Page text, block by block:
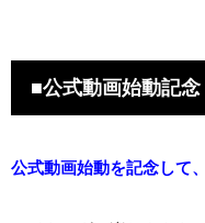
■公式動画始動記
公式動画始動を記念して